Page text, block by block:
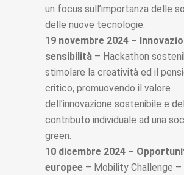
un focus sull’importanza delle
delle nuove tecnologie.
19 novembre 2024 –
sensibilità – Hackathon
stimolare la creatività ed il
critico, promuovendo il valore
dell’innovazione sostenibile e del
contributo individuale ad una
green.
10 dicembre 2024 –
europee – Mobility Challenge –